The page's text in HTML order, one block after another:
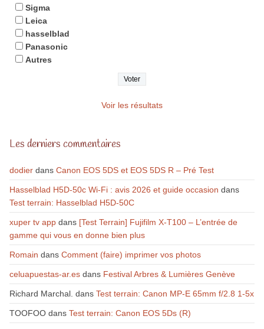
Sigma
Leica
hasselblad
Panasonic
Autres
Voir les résultats
Les derniers commentaires
dodierdans Canon EOS 5DS et EOS 5DS R – Pré Test
Hasselblad H5D-50c Wi-Fi : avis 2026 et guide occasion dans
Test terrain: Hasselblad H5D-50C
xuper tv appdans [Test Terrain] Fujifilm X-T100 – L’entrée de
gamme qui vous en donne bien plus
Romain dans Comment (faire) imprimer vos photos
celuapuestas-ar.esdans Festival Arbres & Lumières Genève
Richard Marchal. dans Test terrain: Canon MP-E 65mm f/2.8 1-5x
TOOFOOdans Test terrain: Canon EOS 5Ds (R)